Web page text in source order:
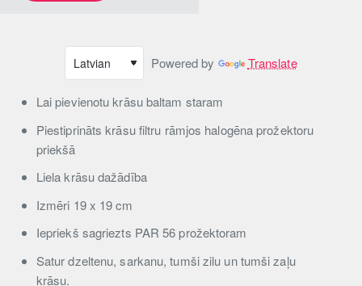
Powered by Translate
Lai pievienotu krāsu baltam staram
Piestiprināts krāsu filtru rāmjos halogēna prožektoru
priekšā
Liela krāsu dažādība
Izmēri 19 x 19 cm
Iepriekš sagriezts PAR 56 prožektoram
Satur dzeltenu, sarkanu, tumši zilu un tumši zaļu
krāsu.